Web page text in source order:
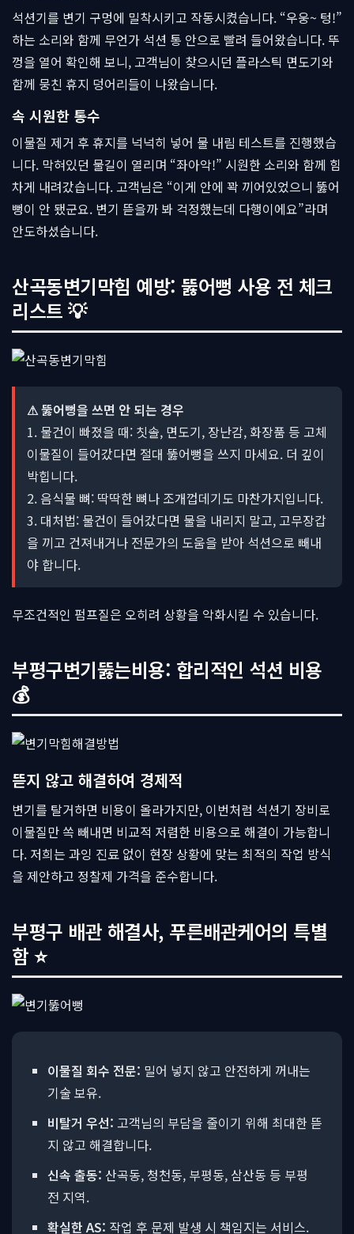
석션기를 변기 구멍에 밀착시키고 작동시켰습니다. “우웅~ 텅!”
하는 소리와 함께 무언가 석션 통 안으로 빨려 들어왔습니다. 뚜
껑을 열어 확인해 보니, 고객님이 찾으시던 플라스틱 면도기와
함께 뭉친 휴지 덩어리들이 나왔습니다.
속 시원한 통수
이물질 제거 후 휴지를 넉넉히 넣어 물 내림 테스트를 진행했습
니다. 막혀있던 물길이 열리며 “좌아악!” 시원한 소리와 함께 힘
차게 내려갔습니다. 고객님은 “이게 안에 꽉 끼어있었으니 뚫어
뻥이 안 됐군요. 변기 뜯을까 봐 걱정했는데 다행이에요”라며
안도하셨습니다.
산곡동변기막힘 예방: 뚫어뻥 사용 전 체크
리스트 💡
⚠ 뚫어뻥을 쓰면 안 되는 경우
1. 물건이 빠졌을 때: 칫솔, 면도기, 장난감, 화장품 등 고체
이물질이 들어갔다면 절대 뚫어뻥을 쓰지 마세요. 더 깊이
박힙니다.
2. 음식물 뼈: 딱딱한 뼈나 조개껍데기도 마찬가지입니다.
3. 대처법: 물건이 들어갔다면 물을 내리지 말고, 고무장갑
을 끼고 건져내거나 전문가의 도움을 받아 석션으로 빼내
야 합니다.
무조건적인 펌프질은 오히려 상황을 악화시킬 수 있습니다.
부평구변기뚫는비용: 합리적인 석션 비용
💰
뜯지 않고 해결하여 경제적
변기를 탈거하면 비용이 올라가지만, 이번처럼 석션기 장비로
이물질만 쏙 빼내면 비교적 저렴한 비용으로 해결이 가능합니
다. 저희는 과잉 진료 없이 현장 상황에 맞는 최적의 작업 방식
을 제안하고 정찰제 가격을 준수합니다.
부평구 배관 해결사, 푸른배관케어의 특별
함 ⭐
이물질 회수 전문: 밀어 넣지 않고 안전하게 꺼내는
기술 보유.
비탈거 우선: 고객님의 부담을 줄이기 위해 최대한 뜯
지 않고 해결합니다.
신속 출동: 산곡동, 청천동, 부평동, 삼산동 등 부평
전 지역.
확실한 AS: 작업 후 문제 발생 시 책임지는 서비스.